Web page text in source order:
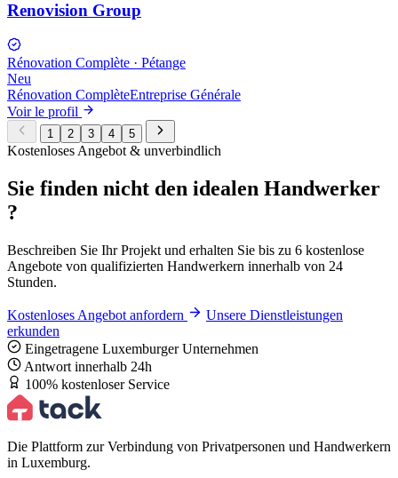
Renovision Group
Rénovation Complète · Pétange
Neu
Rénovation ComplèteEntreprise Générale
Voir le profil
1 2 3 4 5
Kostenloses Angebot & unverbindlich
Sie finden nicht den idealen Handwerker
?
Beschreiben Sie Ihr Projekt und erhalten Sie bis zu 6 kostenlose
Angebote von qualifizierten Handwerkern innerhalb von 24
Stunden.
Kostenloses Angebot anfordern
Unsere Dienstleistungen
erkunden
Eingetragene Luxemburger Unternehmen
Antwort innerhalb 24h
100% kostenloser Service
Die Plattform zur Verbindung von Privatpersonen und Handwerkern
in Luxemburg.